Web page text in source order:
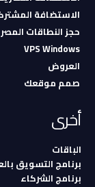
الاستضافة
حجز النطاقات
VPS Windows
العروض
صمم موقعك
أخرى
الباقات
برنامج التسويق
برنامج الشركاء